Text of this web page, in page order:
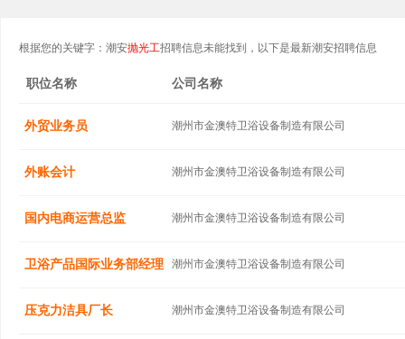
根据您的关键字：潮安抛光工招聘信息未能找到，以下是最新潮安招聘信息
职位名称 公司名称
外贸业务员 潮州市金澳特卫浴设备制造有限公司
外账会计 潮州市金澳特卫浴设备制造有限公司
国内电商运营总监 潮州市金澳特卫浴设备制造有限公司
卫浴产品国际业务部经理 潮州市金澳特卫浴设备制造有限公司
压克力洁具厂长 潮州市金澳特卫浴设备制造有限公司